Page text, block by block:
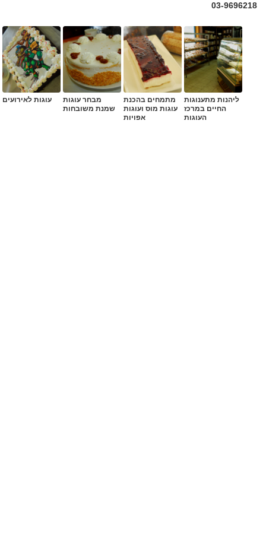
03-9696218
ליהנות מתענוגות
החיים במרכז
העוגות
מתמחים בהכנת
עוגות מוס ועוגות
אפויות
מבחר עוגות
שמנת משובחות
עוגות לאירועים